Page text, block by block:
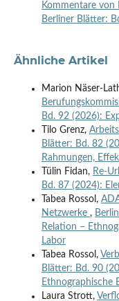
Kommentare
Berliner Blätter:
Ähnliche Artikel
Marion Näser-
Bd. 92 (2026):
Tilo Grenz,
Blätter: Bd. 82
Rahmungen,
Tülin Fidan, Re-
Bd. 87 (2024):
Tabea Rossol,
Netzwerke ,
Relation –
Labor
Tabea Rossol,
Blätter: Bd. 90
Ethnographische
Laura Strott,